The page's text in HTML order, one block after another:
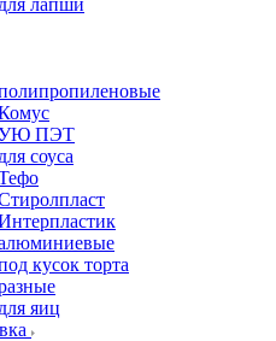
лапши
УЮ ПЭТ
соуса
кусок торта
яиц